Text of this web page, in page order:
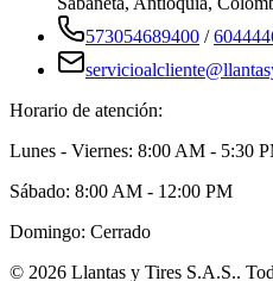
573054689400 /
Horario de atención:
Lunes - Viernes: 8:00 AM - 5:30
Sábado: 8:00 AM - 12:00 PM
Domingo: Cerrado
© 2026 Llantas y Tires S.A.S..